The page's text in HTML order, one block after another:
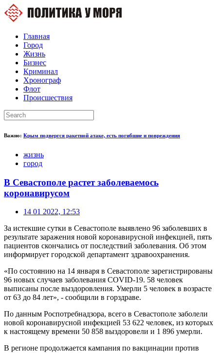
Главная
Город
Жизнь
Бизнес
Криминал
Хронограф
Флот
Происшествия
Важно: Крым подвергся ракетной атаке, есть погибшие и повреждения
жизнь
город
В Севастополе растет заболеваемось
коронавирусом
14 01 2022, 12:53
За истекшие сутки в Севастополе выявлено 96 заболевших в
результате заражения новой коронавирусной инфекцией, пять
пациентов скончались от последствий заболевания. Об этом
информирует городской департамент здравоохранения.
«По состоянию на 14 января в Севастополе зарегистрированы
96 новых случаев заболевания COVID-19. 58 человек
выписаны после выздоровления. Умерли 5 человек в возрасте
от 63 до 84 лет», - сообщили в горздраве.
По данным Роспотребнадзора, всего в Севастополе заболели
новой коронавирусной инфекцией 53 622 человек, из которых
к настоящему времени 50 858 выздоровели и 1 896 умерли.
В регионе продолжается кампания по вакцинации против